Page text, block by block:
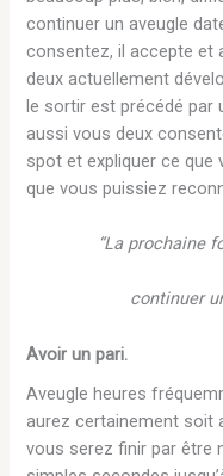
continuer un aveugle
consentez, il accepte et
deux actuellement
le sortir est précédé par
aussi vous deux
spot et expliquer ce que
que vous puissiez
“La prochaine
continuer
Avoir un pari.
Aveugle heures
aurez certainement soit
vous serez finir par être